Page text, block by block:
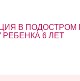
В
6 ЛЕТ